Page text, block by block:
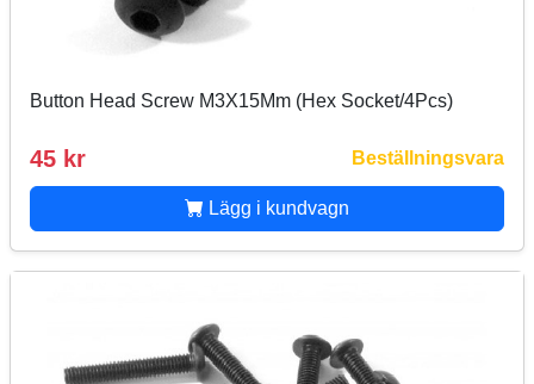
Button Head Screw M3X15Mm (Hex Socket/4Pcs)
45 kr Beställningsvara
Lägg i kundvagn